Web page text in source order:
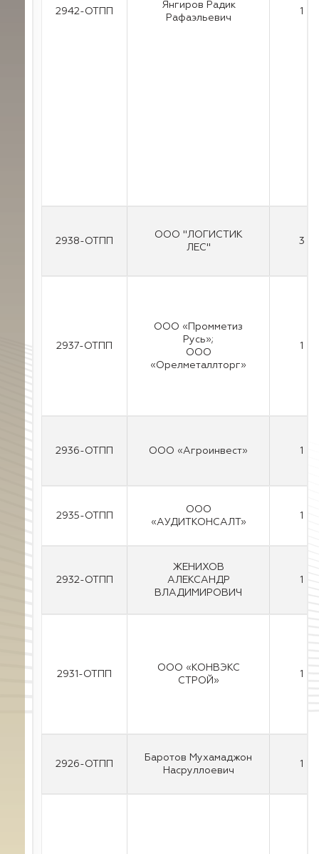
2942-ОТПП
Янгиров Радик
Рафаэльевич
1
2938-ОТПП
ООО "ЛОГИСТИК
ЛЕС"
3
2937-ОТПП
ООО «Промметиз
Русь»;
ООО
«Орелметаллторг»
1
2936-ОТПП ООО «Агроинвест» 1
2935-ОТПП
ООО
«АУДИТКОНСАЛТ»
1
2932-ОТПП
ЖЕНИХОВ
АЛЕКСАНДР
ВЛАДИМИРОВИЧ
1
2931-ОТПП
ООО «КОНВЭКС
СТРОЙ»
1
2926-ОТПП
Баротов Мухамаджон
Насруллоевич
1